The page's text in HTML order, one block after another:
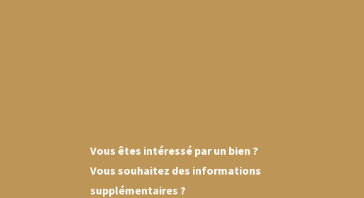
Vous êtes intéressé par un bien ?
Vous souhaitez des informations
supplémentaires ?